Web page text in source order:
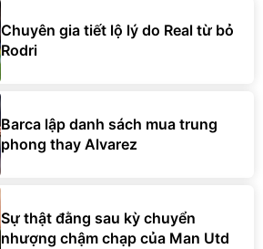
Chuyên gia tiết lộ lý do Real từ bỏ
Rodri
Barca lập danh sách mua trung
phong thay Alvarez
Sự thật đằng sau kỳ chuyển
nhượng chậm chạp của Man Utd